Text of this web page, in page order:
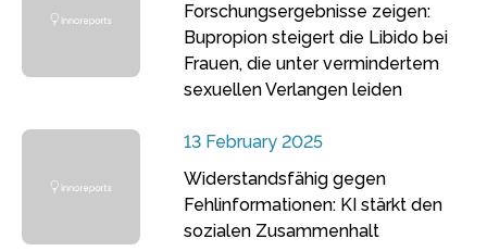
Forschungsergebnisse zeigen:
Bupropion steigert die Libido bei
Frauen, die unter vermindertem
sexuellen Verlangen leiden
13 February 2025
Widerstandsfähig gegen
Fehlinformationen: KI stärkt den
sozialen Zusammenhalt